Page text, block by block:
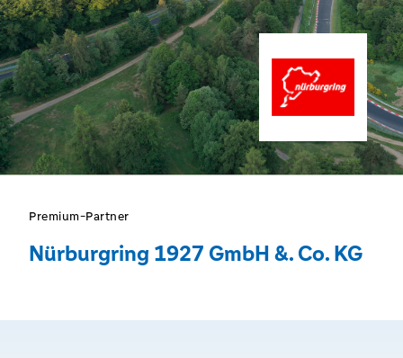
Premium-Partner
Nürburgring 1927 GmbH &. Co. KG